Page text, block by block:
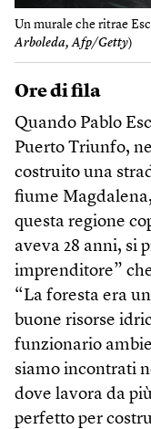
Un murale che ritrae
Arboleda, Afp/Getty)
Ore di fila
Quando Pablo
Puerto Triunfo,
costruito una
fiume
questa regione
aveva 28 anni, si
imprenditore”
“La foresta era
buone risorse
funzionario
siamo incontrati
dove lavora da
perfetto per